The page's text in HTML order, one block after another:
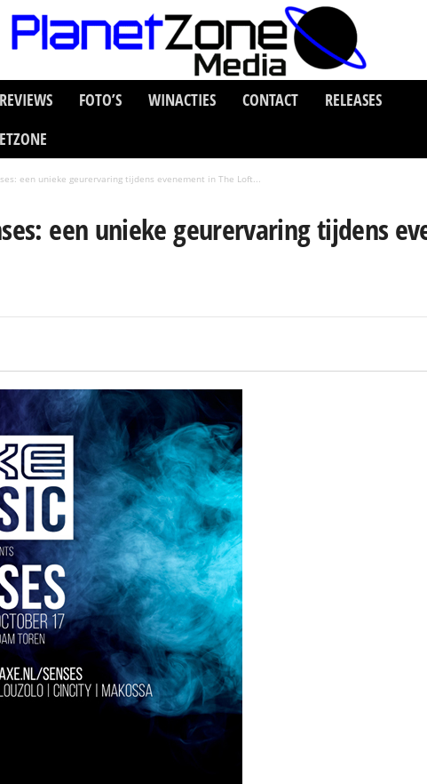
REVIEWS FOTO’S WINACTIES CONTACT
RELEASES
een unieke geurervaring tijdens evenement in The Loft...
een unieke geurervaring tijdens